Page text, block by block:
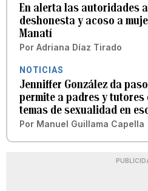
En alerta las autoridades
deshonesta y acoso a
Manatí
Por Adriana Díaz Tirado
NOTICIAS
Jenniffer González da
permite a padres y
temas de sexualidad en
Por Manuel Guillama Capella